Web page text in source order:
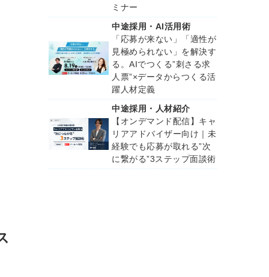
ミナー
中途採用・AI活用術
「応募が来ない」「適性が
見極められない」を解決す
る。AIでつくる”刺さる求
人票”×データからつくる活
躍人材定義
中途採用・人材紹介
【オンデマンド配信】キャ
リアアドバイザー向け｜未
経験でも応募が取れる”次
に繋がる”3ステップ面談術